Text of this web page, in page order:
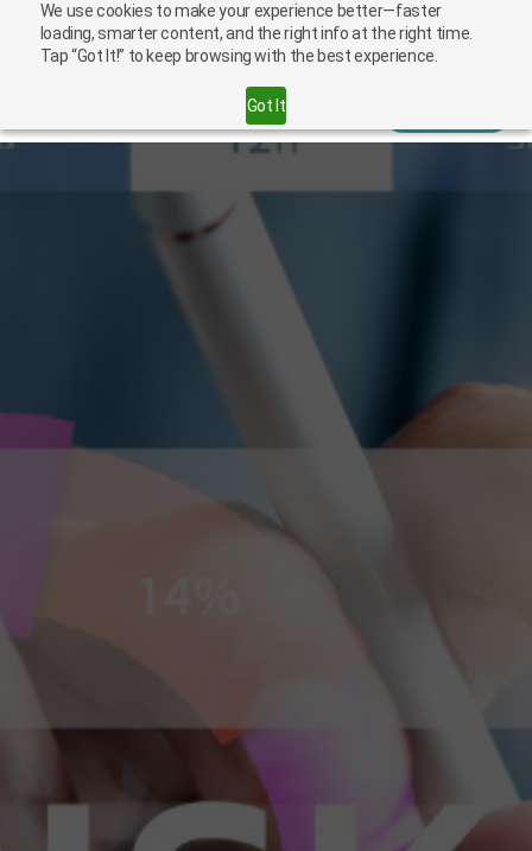
We use cookies to make your experience better—faster
loading, smarter content, and the right info at the right time.
Tap “Got It!” to keep browsing with the best experience.
Got It
Carrieres Français